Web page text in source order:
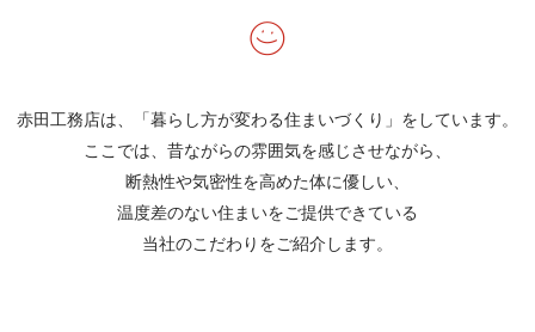
赤田工務店は、「暮らし方が変わる住まいづくり」をしています。
ここでは、昔ながらの雰囲気を感じさせながら、
断熱性や気密性を高めた体に優しい、
温度差のない住まいをご提供できている
当社のこだわりをご紹介します。